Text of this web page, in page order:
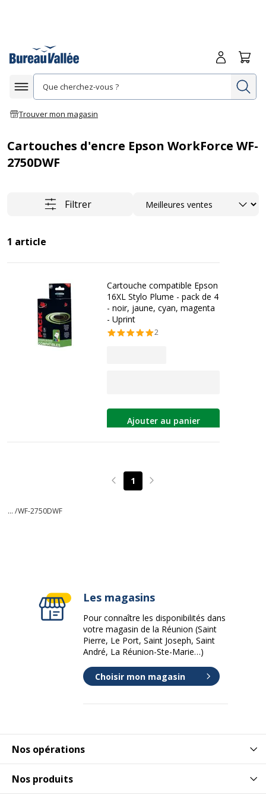
Afficher la navigation
Trouver mon magasin
Me
Cartouches d'encre Epson WorkForce WF-
2750DWF
Filtrer Trier
1 article
Cartouche compatible Epson
16XL Stylo Plume - pack de 4
- noir, jaune, cyan, magenta
- Uprint
2
Ajouter au panier
Page précédente
1 Page suivante
... /WF-2750DWF
Nos opérations
Nos produits
Les magasins
Pour connaître les disponibilités dans
votre magasin de la Réunion (Saint
Pierre, Le Port, Saint Joseph, Saint
André, La Réunion-Ste-Marie…)
Choisir mon magasin